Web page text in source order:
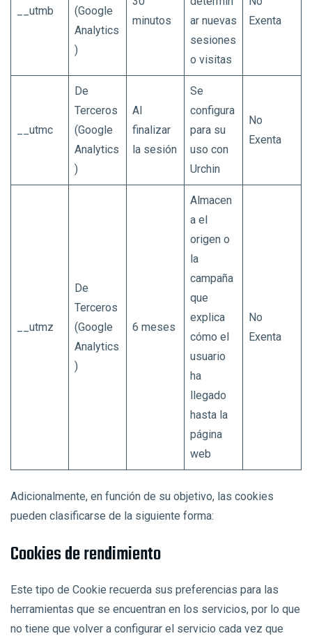
__utmb
(Google
Analytics
)
minutos
ar nuevas
sesiones
o visitas
Exenta
__utmc
De
Terceros
(Google
Analytics
)
Al
finalizar
la sesión
Se
configura
para su
uso con
Urchin
No
Exenta
__utmz
De
Terceros
(Google
Analytics
)
6 meses
Almacen
a el
origen o
la
campaña
que
explica
cómo el
usuario
ha
llegado
hasta la
página
web
No
Exenta
Adicionalmente, en función de su objetivo, las cookies
pueden clasificarse de la siguiente forma:
Cookies de rendimiento
Este tipo de Cookie recuerda sus preferencias para las
herramientas que se encuentran en los servicios, por lo que
no tiene que volver a configurar el servicio cada vez que